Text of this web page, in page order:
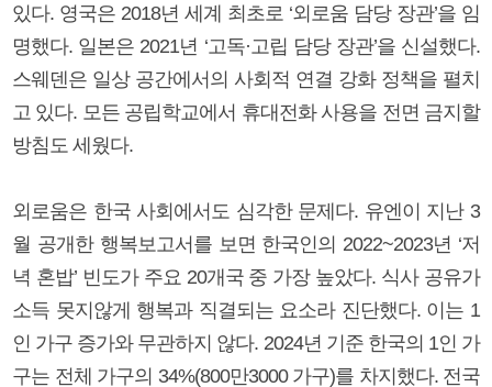
있다. 영국은 2018년 세계 최초로 ‘외로움 담당 장관’을 임
명했다. 일본은 2021년 ‘고독·고립 담당 장관’을 신설했다.
스웨덴은 일상 공간에서의 사회적 연결 강화 정책을 펼치
고 있다. 모든 공립학교에서 휴대전화 사용을 전면 금지할
방침도 세웠다.
외로움은 한국 사회에서도 심각한 문제다. 유엔이 지난 3
월 공개한 행복보고서를 보면 한국인의 2022~2023년 ‘저
녁 혼밥’ 빈도가 주요 20개국 중 가장 높았다. 식사 공유가
소득 못지않게 행복과 직결되는 요소라 진단했다. 이는 1
인 가구 증가와 무관하지 않다. 2024년 기준 한국의 1인 가
구는 전체 가구의 34%(800만3000 가구)를 차지했다. 전국